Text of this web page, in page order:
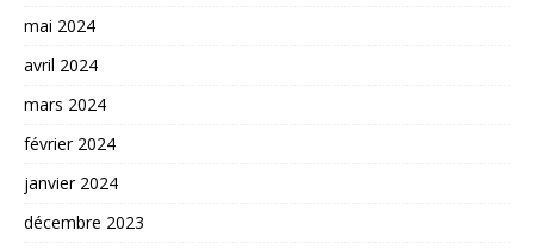
mai 2024
avril 2024
mars 2024
février 2024
janvier 2024
décembre 2023